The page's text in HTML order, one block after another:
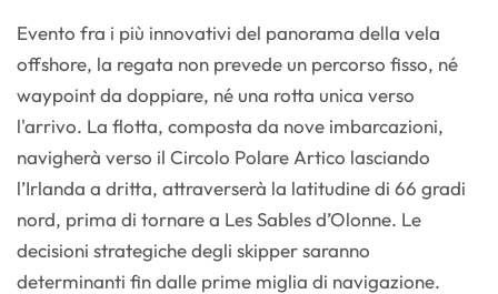
Evento fra i più innovativi del panorama della vela
offshore, la regata non prevede un percorso fisso, né
waypoint da doppiare, né una rotta unica verso
l'arrivo. La flotta, composta da nove imbarcazioni,
navigherà verso il Circolo Polare Artico lasciando
l’Irlanda a dritta, attraverserà la latitudine di 66 gradi
nord, prima di tornare a Les Sables d’Olonne. Le
decisioni strategiche degli skipper saranno
determinanti fin dalle prime miglia di navigazione.